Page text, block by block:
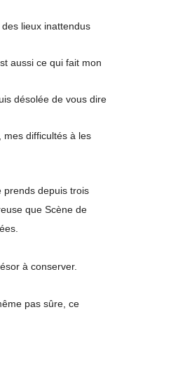
lieux inattendus
aussi ce qui fait mon
désolée de vous dire
mes difficultés à les
prends depuis trois
que Scène de
à conserver.
pas sûre, ce